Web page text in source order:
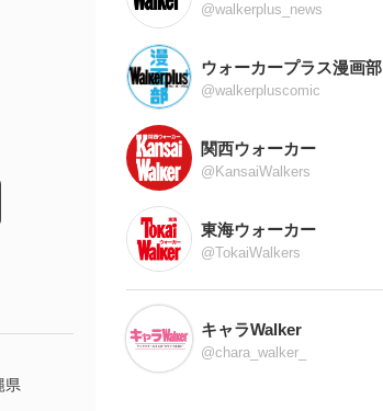
県
@walkerplus_news
ウォーカープラス漫画部
@walkerpluscomic
関西ウォーカー
@KansaiWalkers
東海ウォーカー
@TokaiWalkers
キャラWalker
@chara_walker_